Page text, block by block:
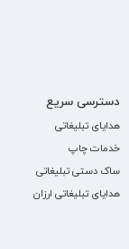
دسترسی سریع
هدایای تبلیغاتی
خدمات چاپ
ساک دستی تبلیغاتی
هدایای تبلیغاتی ارزان